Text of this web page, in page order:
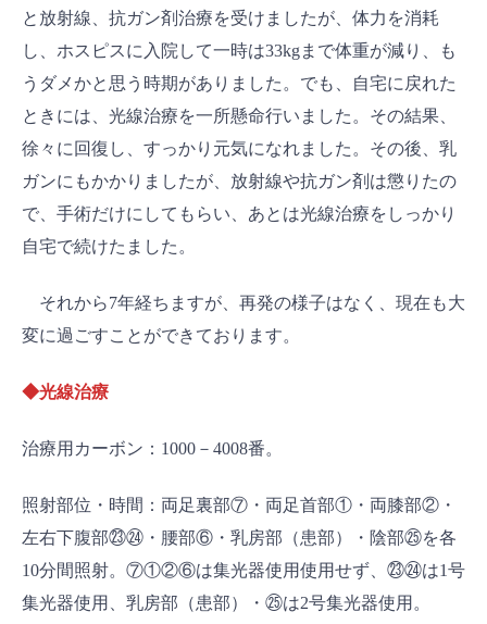
と放射線、抗ガン剤治療を受けましたが、体力を消耗
し、ホスピスに入院して一時は33kgまで体重が減り、も
うダメかと思う時期がありました。でも、自宅に戻れた
ときには、光線治療を一所懸命行いました。その結果、
徐々に回復し、すっかり元気になれました。その後、乳
ガンにもかかりましたが、放射線や抗ガン剤は懲りたの
で、手術だけにしてもらい、あとは光線治療をしっかり
自宅で続けたました。
それから7年経ちますが、再発の様子はなく、現在も大
変に過ごすことができております。
◆光線治療
治療用カーボン：1000－4008番。
照射部位・時間：両足裏部⑦・両足首部①・両膝部②・
左右下腹部㉓㉔・腰部⑥・乳房部（患部）・陰部㉕を各
10分間照射。⑦①②⑥は集光器使用使用せず、㉓㉔は1号
集光器使用、乳房部（患部）・㉕は2号集光器使用。